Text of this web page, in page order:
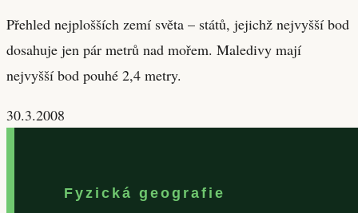
Přehled nejplošších zemí světa – států, jejichž nejvyšší bod
dosahuje jen pár metrů nad mořem. Maledivy mají
nejvyšší bod pouhé 2,4 metry.
30.3.2008